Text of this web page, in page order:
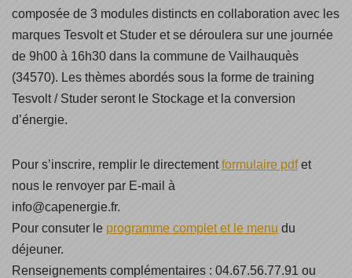
composée de 3 modules distincts en collaboration avec les
marques Tesvolt et Studer et se déroulera sur une journée
de 9h00 à 16h30 dans la commune de Vailhauquès
(34570). Les thèmes abordés sous la forme de training
Tesvolt / Studer seront le Stockage et la conversion
d’énergie.
Pour s’inscrire, remplir le directementformulaire pdfet
nous le renvoyer par E-mail à
info@capenergie.fr.
Pour consuter le programme complet et le menu du
déjeuner.
Renseignements complémentaires : 04.67.56.77.91 ou